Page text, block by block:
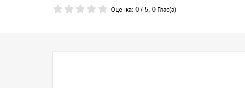
Оценка: 0 / 5, 0 Глас(а)